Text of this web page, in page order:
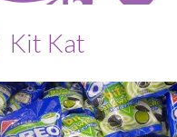
Kit Kat